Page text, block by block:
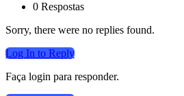
0 Respostas
Sorry, there were no replies found.
Log In to Reply
Faça login para responder.